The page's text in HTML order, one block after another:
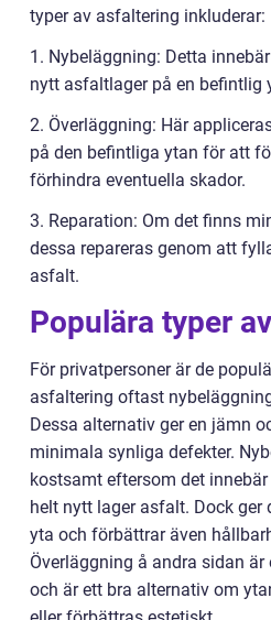
typer av asfaltering inkluderar:
1. Nybeläggning: Detta
nytt asfaltlager på en befintlig
2. Överläggning: Här
på den befintliga ytan för att
förhindra eventuella skador.
3. Reparation: Om det finns
dessa repareras genom att
asfalt.
Populära typer
För privatpersoner är de
asfaltering oftast
Dessa alternativ ger en jämn
minimala synliga defekter.
kostsamt eftersom det
helt nytt lager asfalt. Dock ger
yta och förbättrar även
Överläggning å andra sidan
och är ett bra alternativ om